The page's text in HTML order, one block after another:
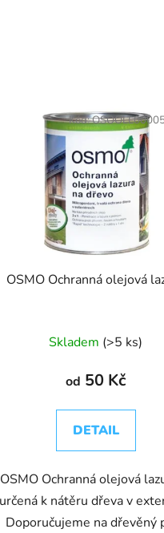
OSMO Ochranná olejová
Skladem (>5 ks)
od 50 Kč
DETAIL
OSMO Ochranná olejová
určená k nátěru dřeva v
Doporučujeme na dřevěný
Kód: